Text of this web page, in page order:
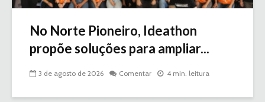
No Norte Pioneiro, Ideathon
propõe soluções para ampliar...
3 de agosto de 2026 Comentar 4 min. leitura